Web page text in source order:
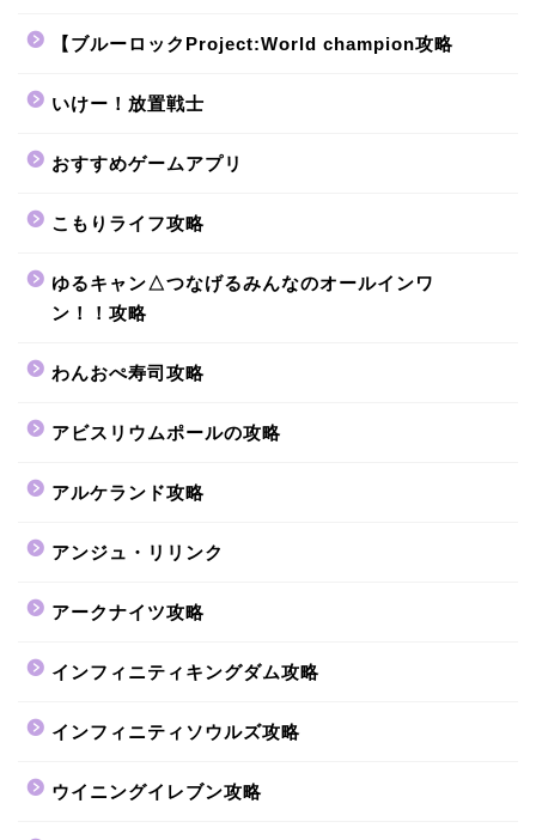
【ブルーロックProject:World champion攻略
いけー！放置戦士
おすすめゲームアプリ
こもりライフ攻略
ゆるキャン△つなげるみんなのオールインワ
ン！！攻略
わんおぺ寿司攻略
アビスリウムポールの攻略
アルケランド攻略
アンジュ・リリンク
アークナイツ攻略
インフィニティキングダム攻略
インフィニティソウルズ攻略
ウイニングイレブン攻略